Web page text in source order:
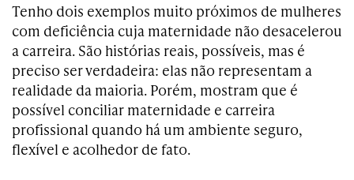
Tenho dois exemplos muito próximos de mulheres
com deficiência cuja maternidade não desacelerou
a carreira. São histórias reais, possíveis, mas é
preciso ser verdadeira: elas não representam a
realidade da maioria. Porém, mostram que é
possível conciliar maternidade e carreira
profissional quando há um ambiente seguro,
flexível e acolhedor de fato.